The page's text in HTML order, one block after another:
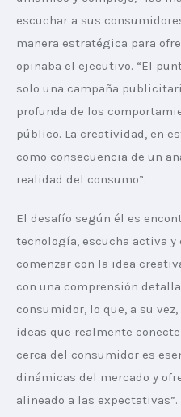
escuchar a sus
manera estratégica para
opinaba el ejecutivo. “El
solo una campaña
profunda de los
público. La creatividad, en
como consecuencia de un
realidad del consumo”.
El desafío según él es
tecnología, escucha activa
comenzar con la idea
con una comprensión
consumidor, lo que, a su
ideas que realmente
cerca del consumidor es
dinámicas del mercado y
alineado a las expectativas”.